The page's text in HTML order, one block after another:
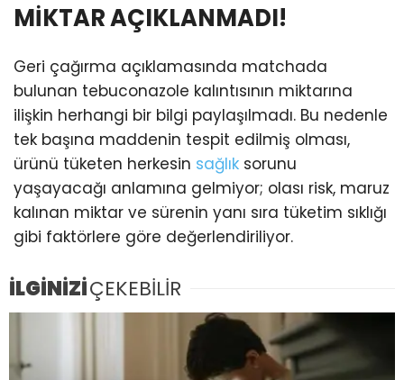
MİKTAR AÇIKLANMADI!
Geri çağırma açıklamasında matchada
bulunan tebuconazole kalıntısının miktarına
ilişkin herhangi bir bilgi paylaşılmadı. Bu nedenle
tek başına maddenin tespit edilmiş olması,
ürünü tüketen herkesin sağlık sorunu
yaşayacağı anlamına gelmiyor; olası risk, maruz
kalınan miktar ve sürenin yanı sıra tüketim sıklığı
gibi faktörlere göre değerlendiriliyor.
İLGİNİZİÇEKEBİLİR